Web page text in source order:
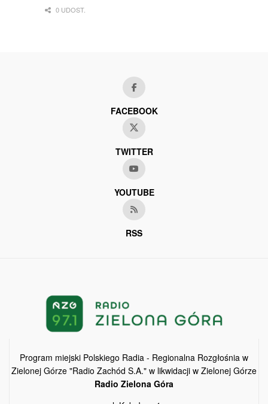
0 UDOST.
FACEBOOK
TWITTER
YOUTUBE
RSS
Program miejski Polskiego Radia - Regionalna Rozgłośnia w
Zielonej Górze "Radio Zachód S.A." w likwidacji w Zielonej Górze
Radio Zielona Góra